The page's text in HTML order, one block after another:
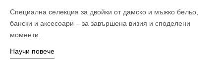
Специална селекция за двойки от дамско и мъжко бельо,
бански и аксесоари – за завършена визия и споделени
моменти.
Научи повече